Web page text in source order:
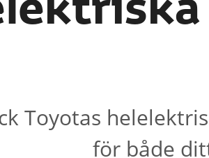
Toyotas
för både